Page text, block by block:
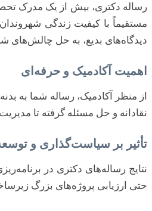
رساله دکتری، بیش از یک مدرک
مستقیماً با کیفیت زندگی
دیدگاه‌های بدیع، به حل چالش‌های
اهمیت آکادمیک و حرفه‌ای
از منظر آکادمیک، رساله شما به
نقادانه و حل مسئله گرفته تا
تأثیر بر سیاست‌گذاری و
نتایج رساله‌های دکتری در
حتی ارزیابی پروژه‌های بزرگ